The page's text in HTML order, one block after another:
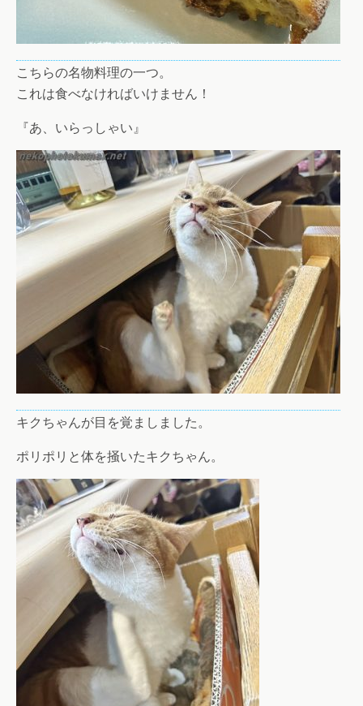
こちらの名物料理の一つ。
これは食べなければいけません！
『あ、いらっしゃい』
キクちゃんが目を覚ましました。
ポリポリと体を掻いたキクちゃん。